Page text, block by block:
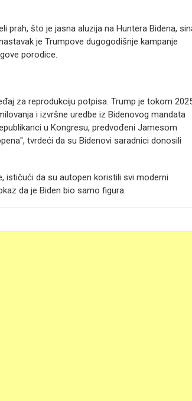
prah, što je jasna aluzija na Huntera Bidena,
je Trumpove dugogodišnje kampanje
porodice.
za reprodukciju potpisa. Trump je tokom
i izvršne uredbe iz Bidenovog mandata
u Kongresu, predvođeni Jamesom
tvrdeći da su Bidenovi saradnici donosili
ističući da su autopen koristili svi moderni
da je Biden bio samo figura.